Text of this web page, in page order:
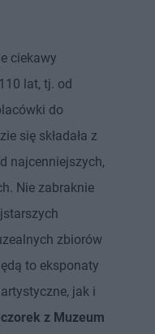
ciekawy
lat, tj. od
do
się składała z
najcenniejszych,
Nie zabraknie
zbiorów
to eksponaty
jak i
z Muzeum